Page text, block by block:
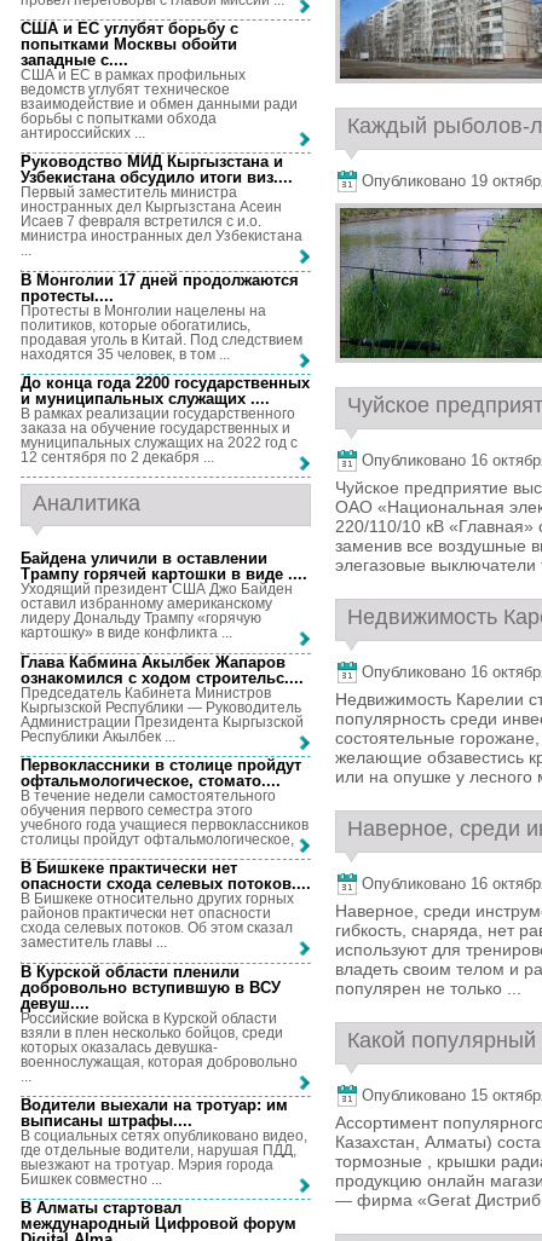
Каждый рыболов-
Опубликовано 19
Чуйское
Опубликовано 16
Чуйское предприятие
ОАО «Национальная
220/110/10 кВ
заменив все воздушные
элегазовые выключатели
Недвижимость
Опубликовано 16
Недвижимость Карелии
популярность среди
состоятельные
желающие обзавестись
или на опушке у лесного
Наверное, среди
Опубликовано 16
Наверное, среди
гибкость, снаряда, нет
используют для
владеть своим телом и
популярен не только ...
Какой популярный
Опубликовано 15
Ассортимент
Казахстан, Алматы)
тормозные , крышки
продукцию онлайн
— фирма «Gerat
США и ЕС углубят борьбу с
попытками Москвы обойти
западные с....
США и ЕС в рамках профильных
ведомств углубят техническое
взаимодействие и обмен данными ради
борьбы с попытками обхода
антироссийских ...
Руководство МИД Кыргызстана и
Узбекистана обсудило итоги виз....
Первый заместитель министра
иностранных дел Кыргызстана Асеин
Исаев 7 февраля встретился с и.о.
министра иностранных дел Узбекистана
...
В Монголии 17 дней продолжаются
протесты....
Протесты в Монголии нацелены на
политиков, которые обогатились,
продавая уголь в Китай. Под следствием
находятся 35 человек, в том ...
До конца года 2200 государственных
и муниципальных служащих ....
В рамках реализации государственного
заказа на обучение государственных и
муниципальных служащих на 2022 год с
12 сентября по 2 декабря ...
Аналитика
Байдена уличили в оставлении
Трампу горячей картошки в виде ....
Уходящий президент США Джо Байден
оставил избранному американскому
лидеру Дональду Трампу «горячую
картошку» в виде конфликта ...
Глава Кабмина Акылбек Жапаров
ознакомился с ходом строительс....
Председатель Кабинета Министров
Кыргызской Республики — Руководитель
Администрации Президента Кыргызской
Республики Акылбек ...
Первоклассники в столице пройдут
офтальмологическое, стомато....
В течение недели самостоятельного
обучения первого семестра этого
учебного года учащиеся первоклассников
столицы пройдут офтальмологическое, ...
В Бишкеке практически нет
опасности схода селевых потоков....
В Бишкеке относительно других горных
районов практически нет опасности
схода селевых потоков. Об этом сказал
заместитель главы ...
В Курской области пленили
добровольно вступившую в ВСУ
девуш....
Российские войска в Курской области
взяли в плен несколько бойцов, среди
которых оказалась девушка-
военнослужащая, которая добровольно
Водители выехали на тротуар: им
выписаны штрафы....
В социальных сетях опубликовано видео,
где отдельные водители, нарушая ПДД,
выезжают на тротуар. Мэрия города
Бишкек совместно ...
В Алматы стартовал
международный Цифровой форум